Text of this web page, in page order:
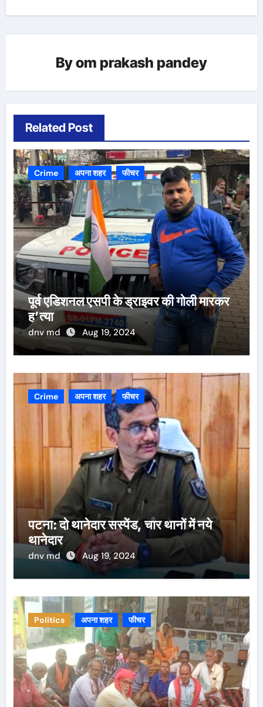
Byom prakash pandey
Related Post
Crime अपना शहर फीचर
पूर्व एडिशनल एसपी के ड्राइवर की गोली मारकर
ह’त्या
dnv md Aug 19, 2024
Crime अपना शहर फीचर
पटना: दो थानेदार सस्पेंड, चार थानों में नये
थानेदार
dnv md Aug 19, 2024
Politics अपना शहर फीचर